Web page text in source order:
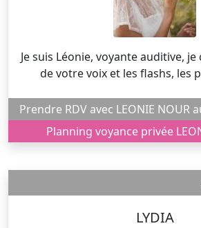
Je suis Léonie, voyante auditive,
de votre voix et les flashs, les
Planning voyance privée
LYDIA